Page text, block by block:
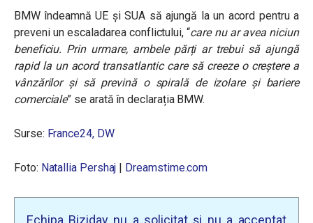
BMW îndeamnă UE și SUA să ajungă la un acord pentru a
preveni un escaladarea conflictului,“care nu ar avea niciun
beneficiu. Prin urmare, ambele părți ar trebui să ajungă
rapid la un acord transatlantic care să creeze o creștere a
vânzărilor și să prevină o spirală de izolare și bariere
comerciale” se arată în declarația BMW.
Surse: France24, DW
Foto: Natallia Pershaj | Dreamstime.com
Echipa Biziday nu a solicitat și nu a acceptat